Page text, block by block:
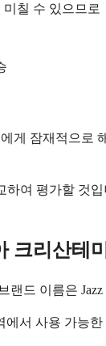
칠 수 있으므로
게 잠재적으로
여 평가할 것
크리산테
드 이름은
에서 사용 가능